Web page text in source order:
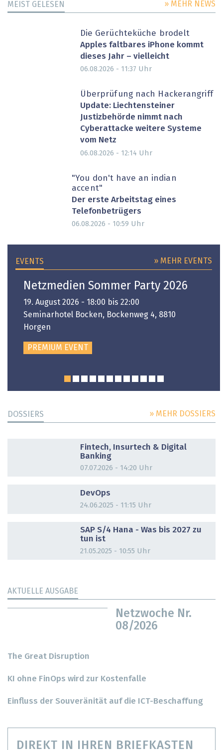
MEIST GELESEN » MEHR NEWS
Die Gerüchteküche brodelt
Apples faltbares iPhone kommt
dieses Jahr – vielleicht
06.08.2026 - 11:37 Uhr
Überprüfung nach Hackerangriff
Update: Liechtensteiner
Justizbehörde nimmt nach
Cyberattacke weitere Systeme
vom Netz
06.08.2026 - 12:14 Uhr
"You don't have an indian
accent"
Der erste Arbeitstag eines
Telefonbetrügers
06.08.2026 - 10:59 Uhr
EVENTS » MEHR EVENTS
Netzmedien Sommer Party 2026
19. August 2026 - 18:00 bis 22:00
Seminarhotel Bocken, Bockenweg 4, 8810
Horgen
PREMIUM EVENT
DOSSIERS » MEHR DOSSIERS
Fintech, Insurtech & Digital
Banking
07.07.2026 - 14:20 Uhr
DevOps
24.06.2025 - 11:15 Uhr
SAP S/4 Hana - Was bis 2027 zu
tun ist
21.05.2025 - 10:55 Uhr
AKTUELLE AUSGABE
Netzwoche Nr.
08/2026
The Great Disruption
KI ohne FinOps wird zur Kostenfalle
Einfluss der Souveränität auf die ICT-Beschaffung
DIREKT IN IHREN BRIEFKASTEN